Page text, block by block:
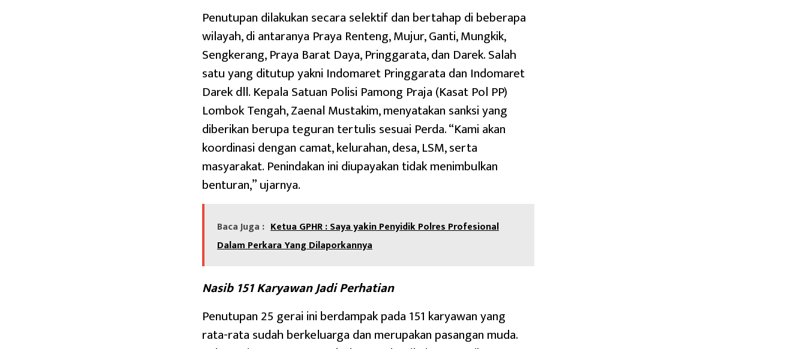
Penutupan dilakukan secara selektif dan bertahap di beberapa
wilayah, di antaranya Praya Renteng, Mujur, Ganti, Mungkik,
Sengkerang, Praya Barat Daya, Pringgarata, dan Darek. Salah
satu yang ditutup yakni Indomaret Pringgarata dan Indomaret
Darek dll. Kepala Satuan Polisi Pamong Praja (Kasat Pol PP)
Lombok Tengah, Zaenal Mustakim, menyatakan sanksi yang
diberikan berupa teguran tertulis sesuai Perda. “Kami akan
koordinasi dengan camat, kelurahan, desa, LSM, serta
masyarakat. Penindakan ini diupayakan tidak menimbulkan
benturan,” ujarnya.
Baca Juga : Ketua GPHR : Saya yakin Penyidik Polres Profesional
Dalam Perkara Yang Dilaporkannya
Nasib 151 Karyawan Jadi Perhatian
Penutupan 25 gerai ini berdampak pada 151 karyawan yang
rata-rata sudah berkeluarga dan merupakan pasangan muda.